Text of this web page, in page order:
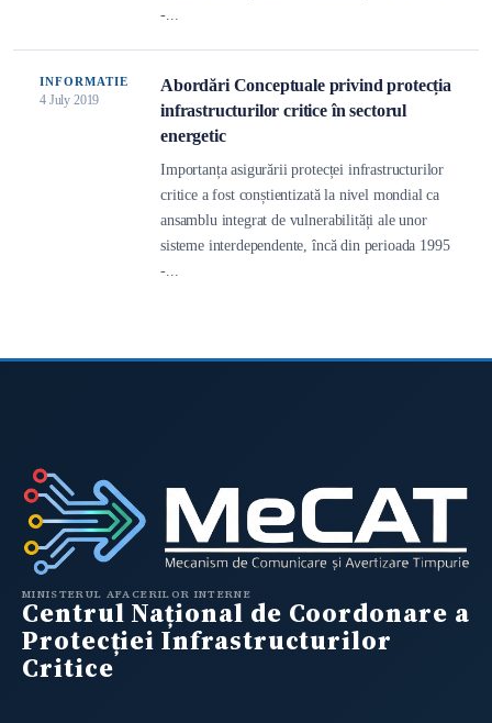
-...
INFORMATIE
4 July 2019
Abordări Conceptuale privind protecția
infrastructurilor critice în sectorul
energetic
Importanța asigurării protecței infrastructurilor
critice a fost conștientizată la nivel mondial ca
ansamblu integrat de vulnerabilități ale unor
sisteme interdependente, încă din perioada 1995
-...
MINISTERUL AFACERILOR INTERNE
Centrul Național de Coordonare a
Protecției Infrastructurilor
Critice